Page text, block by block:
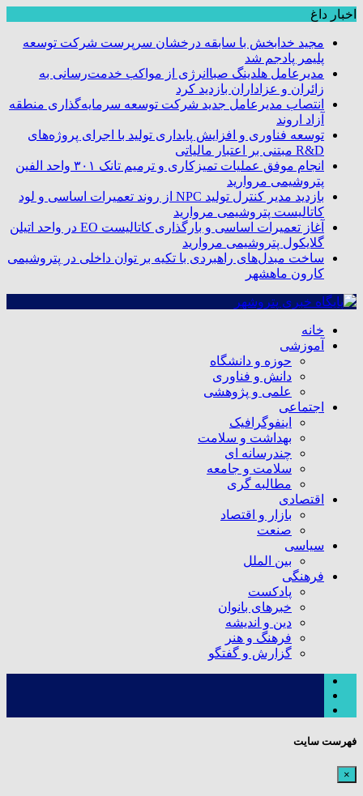
اخبار داغ
مجید خدابخش با سابقه درخشان سرپرست شرکت توسعه
پلیمر پادجم شد
مدیرعامل هلدینگ صباانرژی از مواکب خدمت‌رسانی به
زائران و عزاداران بازدید کرد
انتصاب مدیرعامل جدید شرکت توسعه سرمایه‌گذاری منطقه
آزاد اروند
توسعه فناوری و افزایش پایداری تولید با اجرای پروژه‌های
R&D مبتنی بر اعتبار مالیاتی
انجام موفق عملیات تمیزکاری و ترمیم تانک ۳۰۱ واحد الفین
پتروشیمی مروارید
بازدید مدیر کنترل تولید NPC از روند تعمیرات اساسی و لود
کاتالیست پتروشیمی مروارید
آغاز تعمیرات اساسی و بارگذاری کاتالیست EO در واحد اتیلن
گلایکول پتروشیمی مروارید
ساخت مبدل‌های راهبردی با تکیه بر توان داخلی در پتروشیمی
کارون ماهشهر
خانه
آموزشی
حوزه و دانشگاه
دانش و فناوری
علمی و پژوهشی
اجتماعی
اینفوگرافیک
بهداشت و سلامت
چندرسانه ای
سلامت و جامعه
مطالبه گری
اقتصادی
بازار و اقتصاد
صنعت
سیاسی
بین الملل
فرهنگی
پادکست
خبرهای بانوان
دین و اندیشه
فرهنگ و هنر
گزارش و گفتگو
فهرست سایت
×